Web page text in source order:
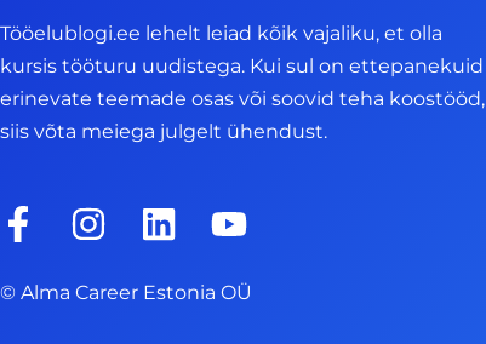
Tööelublogi.ee lehelt leiad kõik vajaliku, et olla
kursis tööturu uudistega. Kui sul on ettepanekuid
erinevate teemade osas või soovid teha koostööd,
siis võta meiega julgelt ühendust.
F
c
I
s
L
n
Y
u
© Alma Career Estonia OÜ